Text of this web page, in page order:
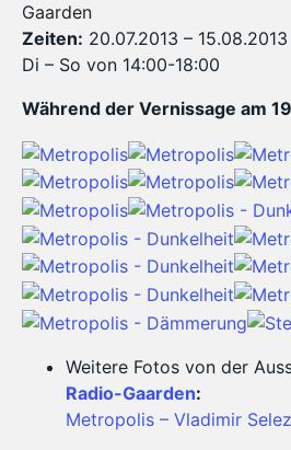
Gaarden
Zeiten: 20.07.2013 – 15.08.2013
Di – So von 14:00-18:00
Während der Vernissage am
Weitere Fotos von der
Radio-Gaarden:
Metropolis – Vladimir